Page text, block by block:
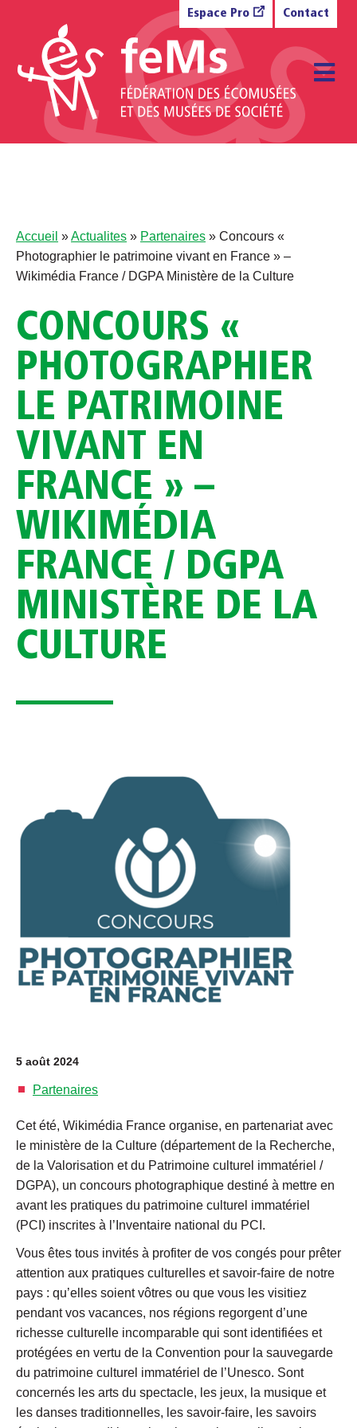
Espace Pro Contact
Accueil »Actualites » Partenaires » Concours «
Photographier le patrimoine vivant en France » –
Wikimédia France / DGPA Ministère de la Culture
CONCOURS «
PHOTOGRAPHIER
LE PATRIMOINE
VIVANT EN
FRANCE » –
WIKIMÉDIA
FRANCE / DGPA
MINISTÈRE DE LA
CULTURE
5 août 2024
Partenaires
Cet été, Wikimédia France organise, en partenariat avec
le ministère de la Culture (département de la Recherche,
de la Valorisation et du Patrimoine culturel immatériel /
DGPA), un concours photographique destiné à mettre en
avant les pratiques du patrimoine culturel immatériel
(PCI) inscrites à l’Inventaire national du PCI.
Vous êtes tous invités à profiter de vos congés pour prêter
attention aux pratiques culturelles et savoir-faire de notre
pays : qu’elles soient vôtres ou que vous les visitiez
pendant vos vacances, nos régions regorgent d’une
richesse culturelle incomparable qui sont identifiées et
protégées en vertu de la Convention pour la sauvegarde
du patrimoine culturel immatériel de l’Unesco. Sont
concernés les arts du spectacle, les jeux, la musique et
les danses traditionnelles, les savoir-faire, les savoirs